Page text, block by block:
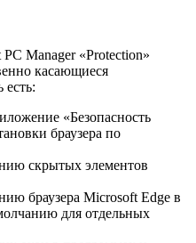
Manager «Protection»
касающиеся
есть:
«Безопасность
браузера по
скрытых элементов
браузера Microsoft Edge в
для отдельных